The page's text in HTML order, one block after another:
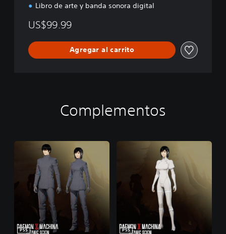
Libro de arte y banda sonora digital
US$99.99
Agregar al carrito
Complementos
PS5
PS5